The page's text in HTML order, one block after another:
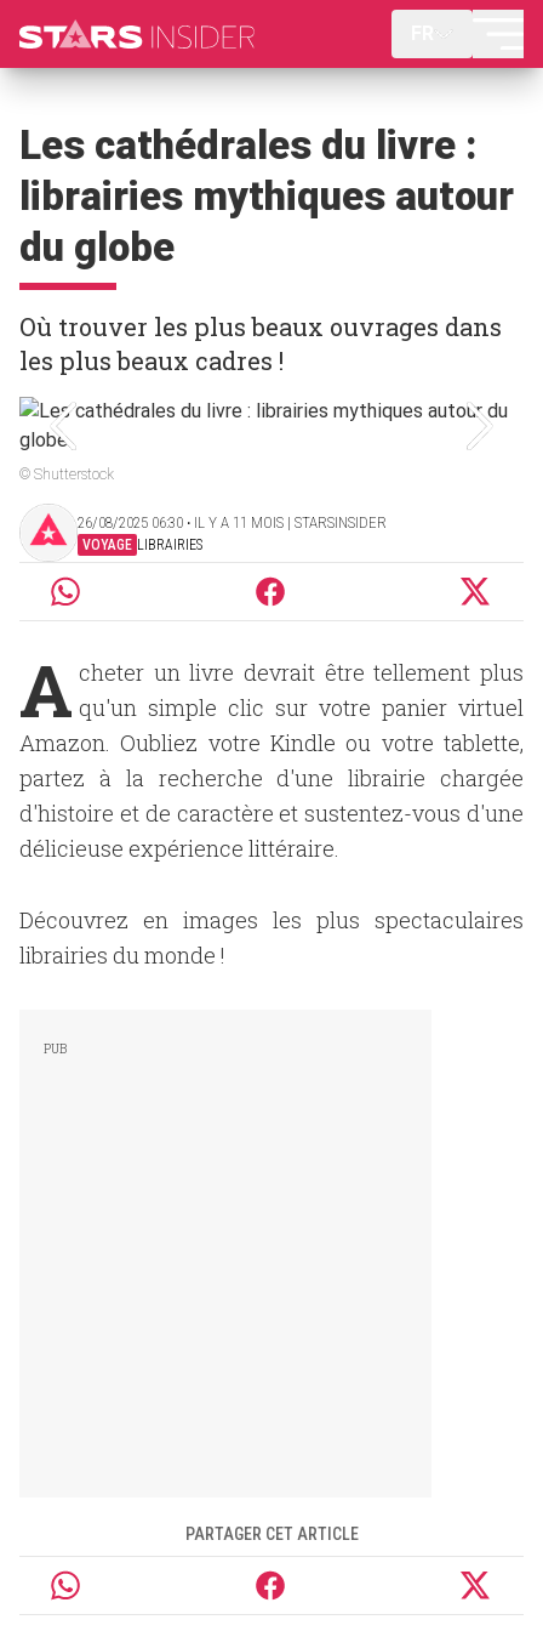
Les cathédrales du livre :
librairies mythiques autour
du globe
Où trouver les plus beaux ouvrages dans
les plus beaux cadres !
© Shutterstock
26/08/2025 06:30 ‧ IL Y A 11 MOIS | STARSINSIDER
VOYAGE LIBRAIRIES
A cheter un livre devrait être tellement plus
qu'un simple clic sur votre panier virtuel
Amazon. Oubliez votre Kindle ou votre tablette,
partez à la recherche d'une librairie chargée
d'histoire et de caractère et sustentez-vous d'une
délicieuse expérience littéraire.
Découvrez en images les plus spectaculaires
librairies du monde !
PARTAGER CET ARTICLE